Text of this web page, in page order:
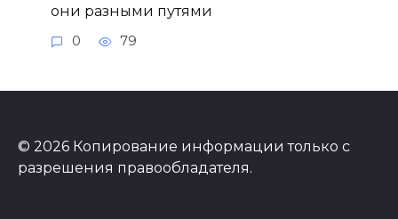
они разными путями
0 79
© 2026 Копирование информации только с
разрешения правообладателя.